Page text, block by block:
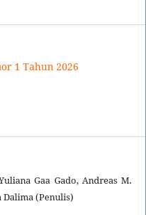
1 Tahun 2026
Gaa Gado, Andreas M.
Dalima (Penulis)